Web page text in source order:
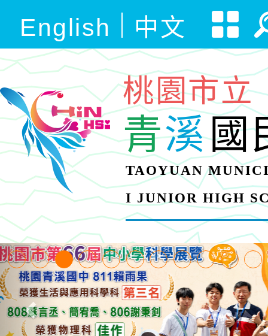
English 中文
桃園市立
青溪國
TAOYUAN
I JUNIOR HIGH
【甄選結果(第4招)】